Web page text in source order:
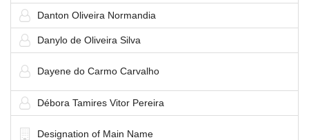
Danton Oliveira Normandia
Danylo de Oliveira Silva
Dayene do Carmo Carvalho
Débora Tamires Vitor Pereira
Designation of Main Name